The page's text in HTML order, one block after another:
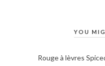
YOU
Rouge à lèvres